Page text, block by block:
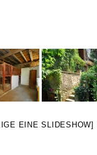
EINE SLIDESHOW]